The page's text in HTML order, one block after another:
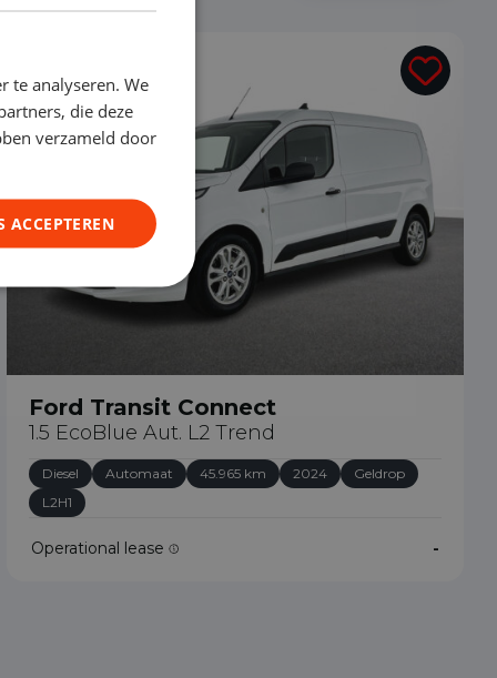
Ford Transit Connect
1.5 EcoBlue Aut. L2 Trend
Diesel Automaat 45.965 km 2024
Geldrop
L2H1
Operational lease -
te analyseren. We
die deze
verzameld door
ACCEPTEREN